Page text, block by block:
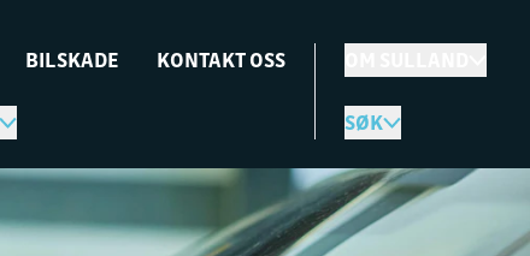
BILSKADE KONTAKT OSS
SØK